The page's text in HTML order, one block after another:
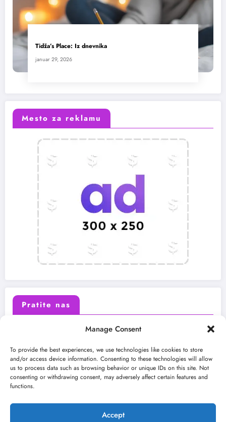
Manage Consent
To provide the best experiences, we use technologies like cookies to store
and/or access device information. Consenting to these technologies will allow
us to process data such as browsing behavior or unique IDs on this site. Not
consenting or withdrawing consent, may adversely affect certain features and
functions.
Accept
Tidža’s Place: Iz dnevnika
januar 29, 2026
Mesto za reklamu
Pratite nas
Instagram Youtube